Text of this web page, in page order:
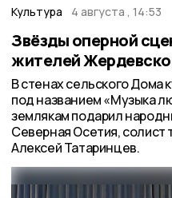
Культура 4 августа , 14:53
Звёзды оперной
жителей
В стенах сельского Дома
под названием «Музыка
землякам подарил
Северная Осетия, солист
Алексей Татаринцев.